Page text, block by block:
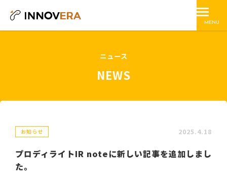
MENU
ニュース
NEWS
お知らせ 2025.4.18
プロディライトIR noteに新しい記事を追加しまし
た。